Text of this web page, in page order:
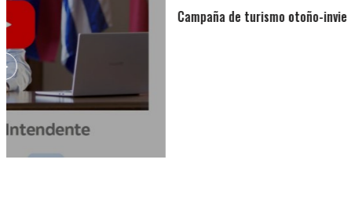
Campaña de turismo otoño-invierno